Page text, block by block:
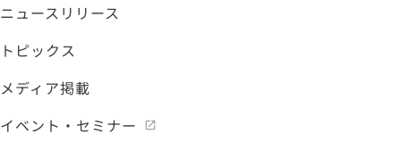
ニュースリリース
トピックス
メディア掲載
イベント・セミナー